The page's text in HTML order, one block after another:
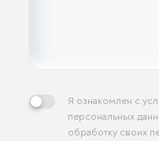
Я ознакомлен с
персональных
обработку своих